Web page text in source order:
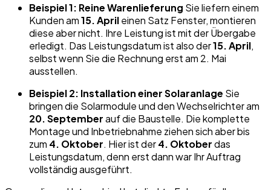
Beispiel 1: Reine Warenlieferung Sie liefern einem
Kunden am15. Aprileinen Satz Fenster, montieren
diese aber nicht. Ihre Leistung ist mit der Übergabe
erledigt. Das Leistungsdatum ist also der15. April,
selbst wenn Sie die Rechnung erst am 2. Mai
ausstellen.
Beispiel 2: Installation einer Solaranlage Sie
bringen die Solarmodule und den Wechselrichter am
20. Septemberauf die Baustelle. Die komplette
Montage und Inbetriebnahme ziehen sich aber bis
zum 4. Oktober. Hier ist der4. Oktoberdas
Leistungsdatum, denn erst dann war Ihr Auftrag
vollständig ausgeführt.